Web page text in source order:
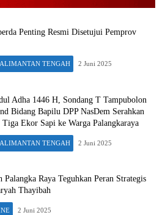
Penting Resmi Disetujui Pemprov
TENGAH 2 Juni 2025
Adha 1446 H, Sondang T Tampubolon
Bidang Bapilu DPP NasDem Serahkan
Tiga Ekor Sapi ke Warga Palangkaraya
TENGAH 2 Juni 2025
Palangka Raya Teguhkan Peran Strategis
Thayibah
2 Juni 2025